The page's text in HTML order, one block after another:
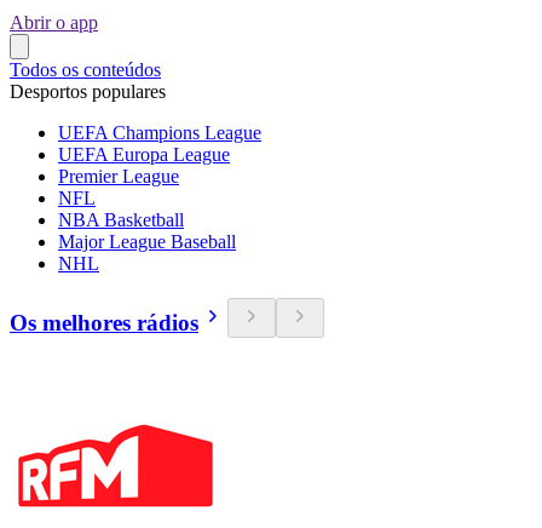
Abrir o app
Todos os conteúdos
Desportos populares
UEFA Champions League
UEFA Europa League
Premier League
NFL
NBA Basketball
Major League Baseball
NHL
Os melhores rádios